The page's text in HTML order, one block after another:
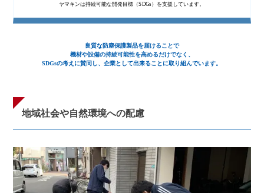
ヤマキンは持続可能な開発目標（SDGs）を支援しています。
良質な防塵保護製品を届けることで
機材や設備の持続可能性を高めるだけでなく、
SDGsの考えに賛同し、企業として出来ることに取り組んでいます。
地域社会や自然環境への配慮